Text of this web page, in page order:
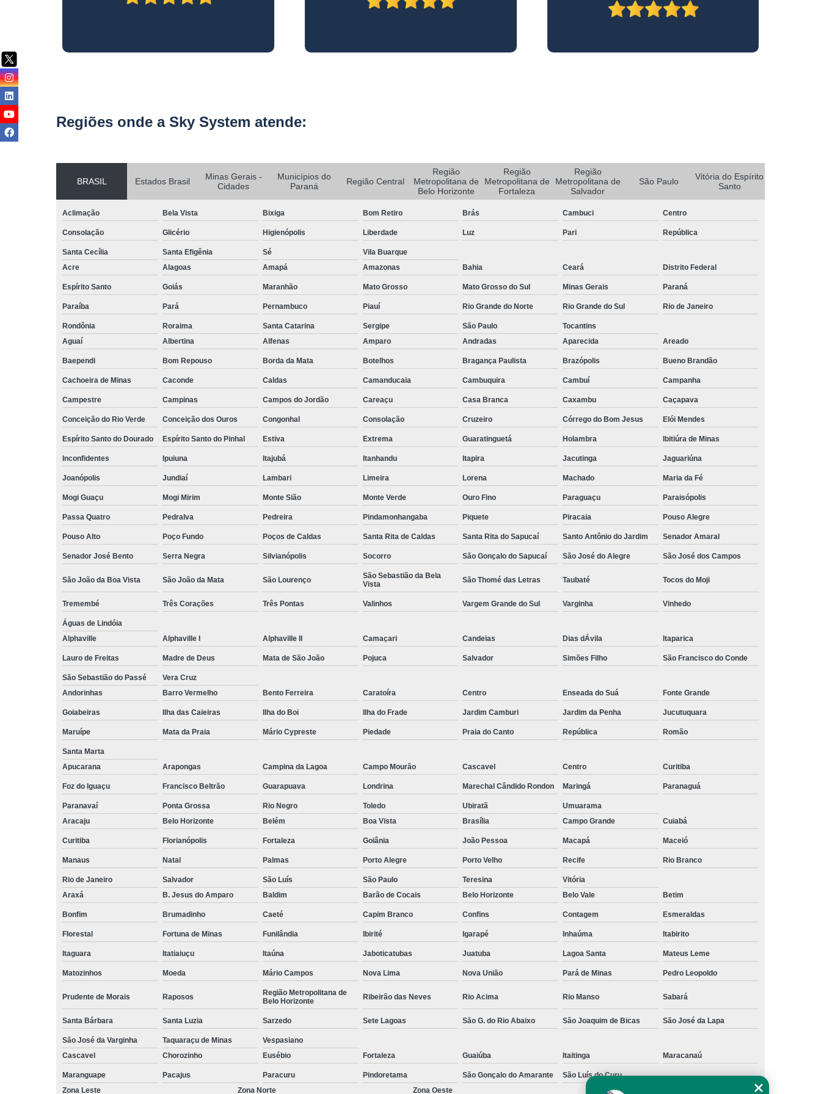
Rastreador de Carro Portatil
Rastreador Automotivo Belo Horizonte
Rastreador Automotivo Minas Gerais
Rastreador e Bloqueador Automotivo
Rastreador e Bloqueador para Carros
Rastreador e Bloqueador Veicular
Rastreador Gps Automotivo
Rastreador para Carros de Empresa
Empresa de Rastreamento de Caminhões
Rastreador de Caminhão
Rastreador de Caminhão Belo Horizonte
Rastreador de Caminhão Minas Gerais
Rastreador Gps para Caminhão
Rastreador para Caminhão
Rastreador para Caminhão Via Satélite
Rastreador Satelital para Caminhões
Rastreador Via Satélite para Caminhão
Rastreamento de Caminhão Via Satélite
Sistema de Rastreamento de Caminhões
Rastreador de Carro Minas Gerais
Rastreador Gps para Carros
Rastreador para Carros
Rastreador Veicular para Carro
Rastreador Veicular para Carros de Empresa
Rastreador Veicular para Frota
Rastreador Veicular Particular
Gps Rastreador para Carros
Rastreador de Carros
Rastreador do Carro
Rastreador em Carro
Rastreador Gps Carro
Rastreador Gps para Carro
Rastreador no Carro
Rastreador para Carro
Rastreador para Carros com Escuta
Rastreador para Colocar no Carro
Rastreador por Satelite para Carros
Empresa de Rastreamento de Automóveis
Empresa Especializada em Rastreamento de Carros
Rastreamento Carros Via Satélite
Rastreamento de Carro Gps
Rastreamento de Carros
Rastreamento de Carros e Caminhões Via Gps
Rastreamento de Carros Minas Gerais
Rastreamento de Carros por Satélite
Rastreamento de Carros Via Satélite
Rastreamento de Frotas Minas Gerais
Rastreamento e Gestão de Frotas
Rastreamento e Monitoramento de Frotas
Rastreamento Frota Gps
Rastreamento Veicular Frotas
Empresa de Rastreamento de Carros
Empresa de Rastreamento de Veículos
Empresa de Rastreamento Veicular
Empresa de Rastreamento Veicular Belo Horizonte
Empresa de Rastreamento Veicular Minas Gerais
Empresa Especializada de Rastreamento Veicular
Empresas de Monitoramento e Rastreamento
Rastreamento Automotivo
Rastreamento de Veículos
Rastreamento e Monitoramento Veicular
Rastreamento para Carros
Detector de Fadiga
Detector de Fadiga do Motorista
Detector de Fadiga para Motorista
Sensor Anti Fadiga
Sensor de Fadiga
Sensor de Fadiga e Distração
Sensor de Fadiga para Caminhões
Sensor de Fadiga Vw
Sensor de Sono para Motorista
Sensor Fadiga
Cameras para Veiculos com Gravador
Gravador de Imagens Veiculares
Gravador de Video Veicular
Gravador Digital Veicular Gravador Dvr Veicular
Regiões onde a Sky System atende:
BRASIL Estados Brasil
Minas Gerais -
Cidades
Municípios do
Paraná
Região Central
Região
Metropolitana de
Belo Horizonte
Região
Metropolitana de
Fortaleza
Região
Metropolitana de
Salvador
São Paulo
Vitória do Espírito
Santo
Aclimação Bela Vista Bixiga Bom Retiro Brás Cambuci Centro
Consolação Glicério Higienópolis Liberdade Luz Pari República
Santa Cecília Santa Efigênia Sé
Vila Buarque
Acre
Alagoas Amapá Amazonas Bahia Ceará Distrito Federal
Espírito Santo Goiás Maranhão Mato Grosso Mato Grosso do Sul Minas Gerais Paraná
Paraíba Pará Pernambuco Piauí Rio Grande do Norte Rio Grande do Sul Rio de Janeiro
Rondônia Roraima Santa Catarina Sergipe São Paulo
Tocantins
Aguaí
Albertina Alfenas Amparo Andradas Aparecida Areado
Baependi Bom Repouso Borda da Mata Botelhos Bragança Paulista Brazópolis Bueno Brandão
Cachoeira de Minas Caconde Caldas Camanducaia Cambuquira Cambuí Campanha
Campestre Campinas Campos do Jordão Careaçu Casa Branca Caxambu Caçapava
Conceição do Rio Verde Conceição dos Ouros Congonhal Consolação Cruzeiro Córrego do Bom Jesus Elói Mendes
Espírito Santo do Dourado Espírito Santo do Pinhal Estiva Extrema Guaratinguetá Holambra Ibitiúra de Minas
Inconfidentes Ipuiuna Itajubá Itanhandu Itapira Jacutinga Jaguariúna
Joanópolis Jundiaí Lambari Limeira Lorena Machado Maria da Fé
Mogi Guaçu Mogi Mirim Monte Sião Monte Verde Ouro Fino Paraguaçu Paraisópolis
Passa Quatro Pedralva Pedreira Pindamonhangaba Piquete Piracaia Pouso Alegre
Pouso Alto Poço Fundo Poços de Caldas Santa Rita de Caldas Santa Rita do Sapucaí Santo Antônio do Jardim Senador Amaral
Senador José Bento Serra Negra Silvianópolis Socorro São Gonçalo do Sapucaí São José do Alegre São José dos Campos
São João da Boa Vista São João da Mata São Lourenço
São Sebastião da Bela
Vista
São Thomé das Letras Taubaté Tocos do Moji
Tremembé Três Corações Três Pontas Valinhos Vargem Grande do Sul Varginha Vinhedo
Águas de Lindóia
Alphaville
Alphaville I Alphaville II Camaçari Candeias Dias dÁvila Itaparica
Lauro de Freitas Madre de Deus Mata de São João Pojuca Salvador Simões Filho São Francisco do Conde
São Sebastião do Passé
Vera Cruz
Andorinhas
Barro Vermelho Bento Ferreira Caratoíra Centro Enseada do Suá Fonte Grande
Goiabeiras Ilha das Caieiras Ilha do Boi Ilha do Frade Jardim Camburi Jardim da Penha Jucutuquara
Maruípe Mata da Praia Mário Cypreste Piedade Praia do Canto República Romão
Santa Marta
Apucarana
Arapongas Campina da Lagoa Campo Mourão Cascavel Centro Curitiba
Foz do Iguaçu Francisco Beltrão Guarapuava Londrina Marechal Cândido Rondon Maringá Paranaguá
Paranavaí Ponta Grossa Rio Negro Toledo Ubiratã
Umuarama
Aracaju
Belo Horizonte Belém Boa Vista Brasília Campo Grande Cuiabá
Curitiba Florianópolis Fortaleza Goiânia João Pessoa Macapá Maceió
Manaus Natal Palmas Porto Alegre Porto Velho Recife Rio Branco
Rio de Janeiro Salvador São Luís São Paulo Teresina
Vitória
Araxá
B. Jesus do Amparo Baldim Barão de Cocais Belo Horizonte Belo Vale Betim
Bonfim Brumadinho Caeté Capim Branco Confins Contagem Esmeraldas
Florestal Fortuna de Minas Funilândia Ibirité Igarapé Inhaúma Itabirito
Itaguara Itatiaiuçu Itaúna Jaboticatubas Juatuba Lagoa Santa Mateus Leme
Matozinhos Moeda Mário Campos Nova Lima Nova União Pará de Minas Pedro Leopoldo
Prudente de Morais Raposos
Região Metropolitana de
Belo Horizonte
Ribeirão das Neves Rio Acima Rio Manso Sabará
Santa Bárbara Santa Luzia Sarzedo Sete Lagoas São G. do Rio Abaixo São Joaquim de Bicas São José da Lapa
São José da Varginha Taquaraçu de Minas
Vespasiano
Cascavel
Chorozinho Eusébio Fortaleza Guaiúba Itaitinga Maracanaú
Maranguape Pacajus Paracuru Pindoretama São Gonçalo do Amarante
São Luís do Curu
Zona Leste
Zona Norte Zona Oeste Zona Sul